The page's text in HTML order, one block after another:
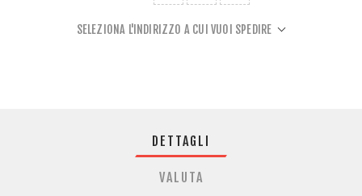
SELEZIONA L'INDIRIZZO A CUI VUOI SPEDIRE
DETTAGLI
VALUTA